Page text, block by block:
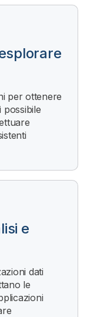
per ottenere
possibile
e
dati
le